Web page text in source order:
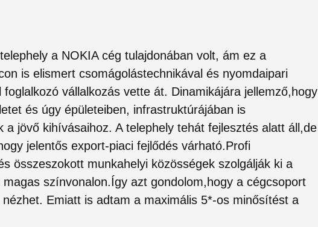
a NOKIA cég tulajdonában volt, ám ez a
is elismert csomágolástechnikával és nyomdaipari
foglalkozó vállalkozás vette át. Dinamikájára jellemző,hogy
és úgy épületeiben, infrastruktúrájában is
a jövő kihívásaihoz. A telephely tehát fejlesztés alatt áll,de
jelentős export-piaci fejlődés várható.Profi
összeszokott munkahelyi közösségek szolgálják ki a
magas színvonalon.Így azt gondolom,hogy a cégcsoport
Emiatt is adtam a maximális 5*-os minősítést a